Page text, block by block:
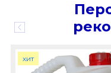
хит